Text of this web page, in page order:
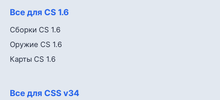
Все для CS 1.6
Сборки CS 1.6
Оружие CS 1.6
Карты CS 1.6
Все для CSS v34